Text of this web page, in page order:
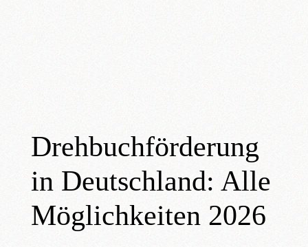
Drehbuchförderung
in Deutschland: Alle
Möglichkeiten 2026